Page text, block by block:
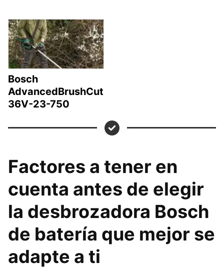
Bosch
AdvancedBrushCut
36V-23-750
Factores a tener en
cuenta antes de elegir
la desbrozadora Bosch
de batería que mejor se
adapte a ti